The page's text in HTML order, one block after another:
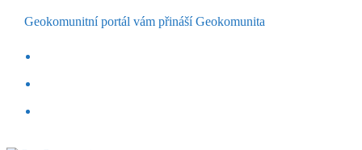
Geokomunitní portál vám přináší Geokomunita